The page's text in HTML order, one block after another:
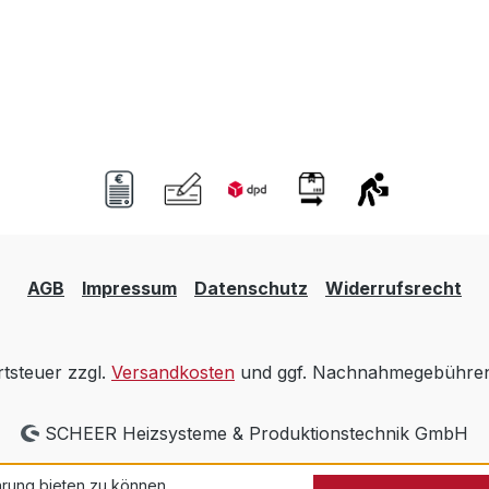
AGB Impressum Datenschutz Widerrufsrecht
zzgl. Versandkosten und ggf.
SCHEER Heizsysteme & Produktionstechnik GmbH
bieten zu können.